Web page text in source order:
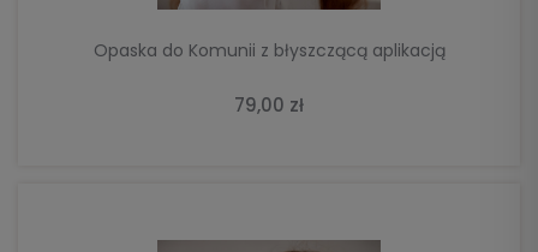
Opaska do Komunii z błyszczącą aplikacją
79,00 zł